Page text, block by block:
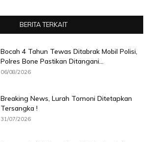
BERITA TERKAIT
Bocah 4 Tahun Tewas Ditabrak Mobil Polisi,
Polres Bone Pastikan Ditangani...
06/08/2026
Breaking News, Lurah Tomoni Ditetapkan
Tersangka !
31/07/2026